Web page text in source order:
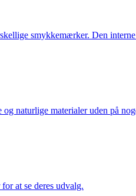
smykkemærker. Den
naturlige materialer uden på
at se deres udvalg.